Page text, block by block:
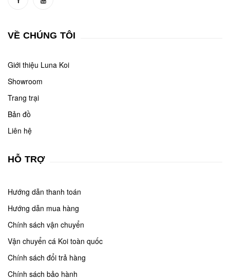
VỀ CHÚNG TÔI
Giới thiệu Luna Koi
Showroom
Trang trại
Bản đồ
Liên hệ
HỖ TRỢ
Hướng dẫn thanh toán
Hướng dẫn mua hàng
Chính sách vận chuyển
Vận chuyển cá Koi toàn quốc
Chính sách đổi trả hàng
Chính sách bảo hành